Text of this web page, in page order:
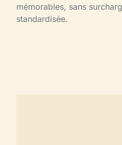
mémorables, sans
standardisée.